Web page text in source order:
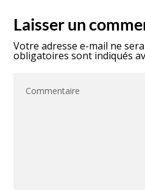
Laisser un
Votre adresse e-mail ne
obligatoires sont indiqués